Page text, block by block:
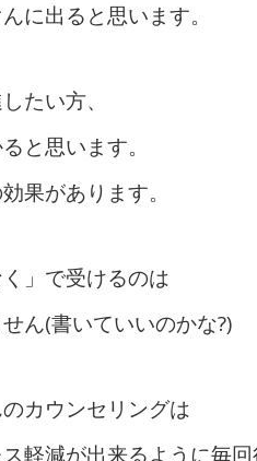
に出ると思います。
たい方、
と思います。
果があります。
」で受けるのは
ん(書いていいのかな?)
カウンセリングは
軽減が出来るように毎